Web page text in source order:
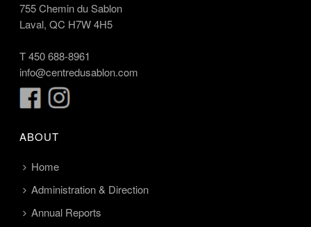
755 Chemin du Sablon
Laval, QC H7W 4H5
T450 688-8961
info@centredusablon.com
ABOUT
Home
Administration & Direction
Annual Reports